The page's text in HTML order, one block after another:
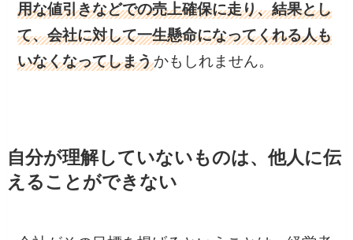
用な値引きなどでの売上確保に走り、結果とし
て、会社に対して一生懸命になってくれる人も
いなくなってしまうかもしれません。
自分が理解していないものは、他人に伝
えることができない